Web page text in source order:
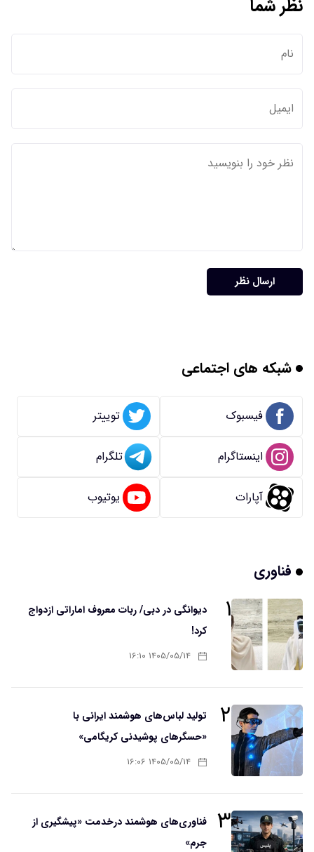
نظر شما
ارسال نظر
شبکه های اجتماعی
فیسبوک توییتر
اینستاگرام تلگرام
آپارات یوتیوب
فناوری
۱
دیوانگی در دبی/ ربات معروف اماراتی ازدواج
کرد!
۱۴۰۵/۰۵/۱۴ ۱۶:۱۰
۲
تولید لباس‌های هوشمند ایرانی با
«حسگرهای پوشیدنی کریگامی»
۱۴۰۵/۰۵/۱۴ ۱۶:۰۶
۳
فناوری‌های هوشمند درخدمت «پیشگیری از
جرم»